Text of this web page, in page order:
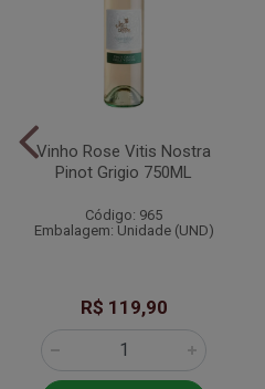
Vinho Rose Vitis Nostra
Pinot Grigio 750ML
Código: 965
Embalagem: Unidade (UND)
R$ 119,90